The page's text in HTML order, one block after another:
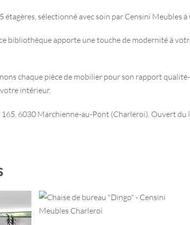
étagères, sélectionné avec soin par Censini
bibliothèque apporte une touche de modernité à
chaque pièce de mobilier pour son rapport
votre intérieur.
6030 Marchienne-au-Pont (Charleroi). Ouvert du